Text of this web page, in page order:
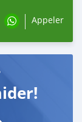
Appeler